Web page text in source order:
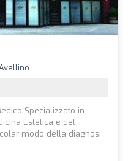
Specializzato in
Estetica e del
modo della diagnosi